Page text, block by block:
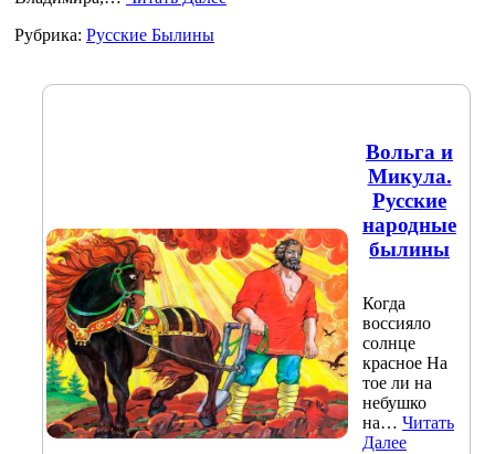
Рубрика: Русские Былины
Вольга и
Микула.
Русские
народные
былины
Когда
воссияло
солнце
красное На
тое ли на
небушко
на… Читать
Далее